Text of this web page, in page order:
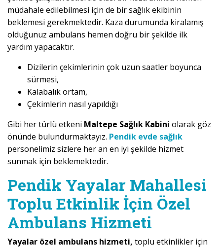
müdahale edilebilmesi için de bir sağlık ekibinin
beklemesi gerekmektedir. Kaza durumunda kiralamış
olduğunuz ambulans hemen doğru bir şekilde ilk
yardım yapacaktır.
Dizilerin çekimlerinin çok uzun saatler boyunca
sürmesi,
Kalabalık ortam,
Çekimlerin nasıl yapıldığı
Gibi her türlü etkeni Maltepe Sağlık Kabini olarak göz
önünde bulundurmaktayız. Pendik evde sağlık
personelimiz sizlere her an en iyi şekilde hizmet
sunmak için beklemektedir.
Pendik Yayalar Mahallesi
Toplu Etkinlik İçin Özel
Ambulans Hizmeti
Yayalar özel ambulans hizmeti, toplu etkinlikler için